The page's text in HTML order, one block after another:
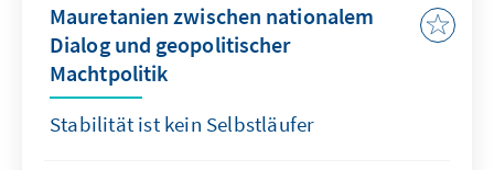
Mauretanien zwischen nationalem
Dialog und geopolitischer
Machtpolitik
Stabilität ist kein Selbstläufer